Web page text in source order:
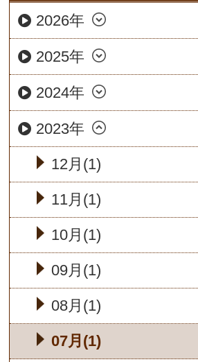
2026年
2025年
2024年
2023年
12月(1)
11月(1)
10月(1)
09月(1)
08月(1)
07月(1)